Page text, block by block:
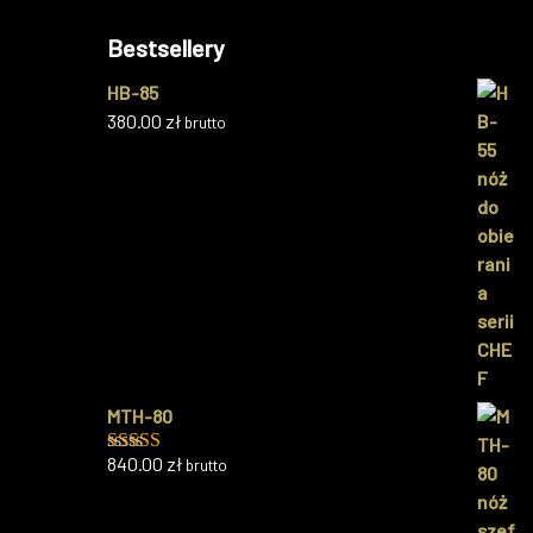
Bestsellery
HB-85
380.00 zł brutto
MTH-80
Oceniono
840.00 zł brutto